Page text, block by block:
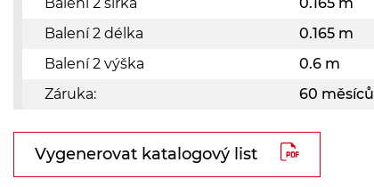
Balení 2 délka
0.165 m
Balení 2 výška
0.6 m
Záruka:
60 měsíců
Vygenerovat katalogový list